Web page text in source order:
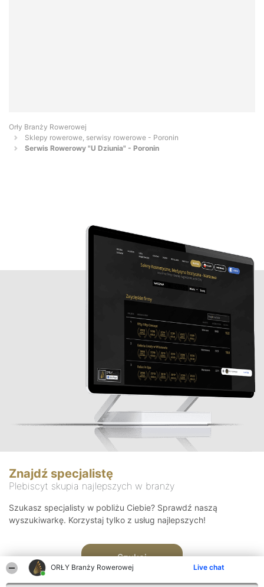
ORŁY Branży Rowerowej Live chat
Orły Branży Rowerowej
Sklepy rowerowe, serwisy rowerowe - Poronin
Serwis Rowerowy "U Dziunia" - Poronin
Znajdź specjalistę
Plebiscyt skupia najlepszych w branży
Szukasz specjalisty w pobliżu Ciebie? Sprawdź naszą
wyszukiwarkę. Korzystaj tylko z usług najlepszych!
Szukaj